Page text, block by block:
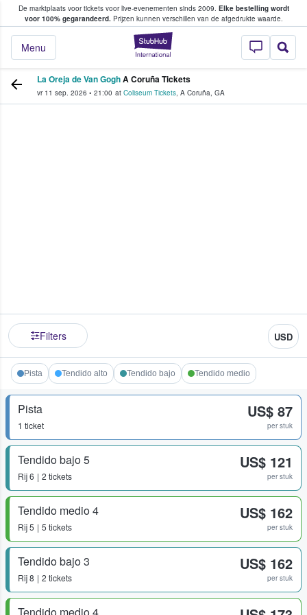
De marktplaats voor tickets voor live-evenementen sinds 2009. Elke bestelling wordt
voor 100% gegarandeerd.Prijzen kunnen verschillen van de afgedrukte waarde.
StubHub: waar
Menu
tickets kopen en verkopen
La Oreja de Van GoghA Coruña Tickets
vr 11 sep. 2026 • 21:00 at Coliseum Tickets, A Coruña, GA
Filters USD
Pista Tendido alto Tendido bajo Tendido medio
Pista
1 ticket
US$ 87
per stuk
Tendido bajo 5
Rij6 2 tickets
US$ 121
per stuk
Tendido medio 4
Rij5 5 tickets
US$ 162
per stuk
Tendido bajo 3
Rij8 2 tickets
US$ 162
per stuk